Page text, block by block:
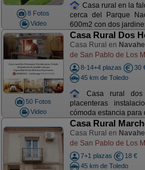
8 Fotos
Video
Casa rural en la
cerca del Parque
600m2 con dos
50 Fotos
Video
Casa Rural Dos
Casa Rural en
de San Pablo de Los
8-14+4 plazas
30
45 km de Toledo
Casa rural dos
placenteras
cómoda estancia para
Casa Rural
Casa Rural en
de San Pablo de Los
7+1 plazas
18 €
45 km de Toledo